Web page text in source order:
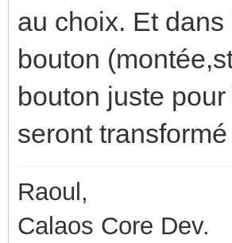
au choix. Et
bouton
bouton juste
seront
Raoul,
Calaos Core Dev.